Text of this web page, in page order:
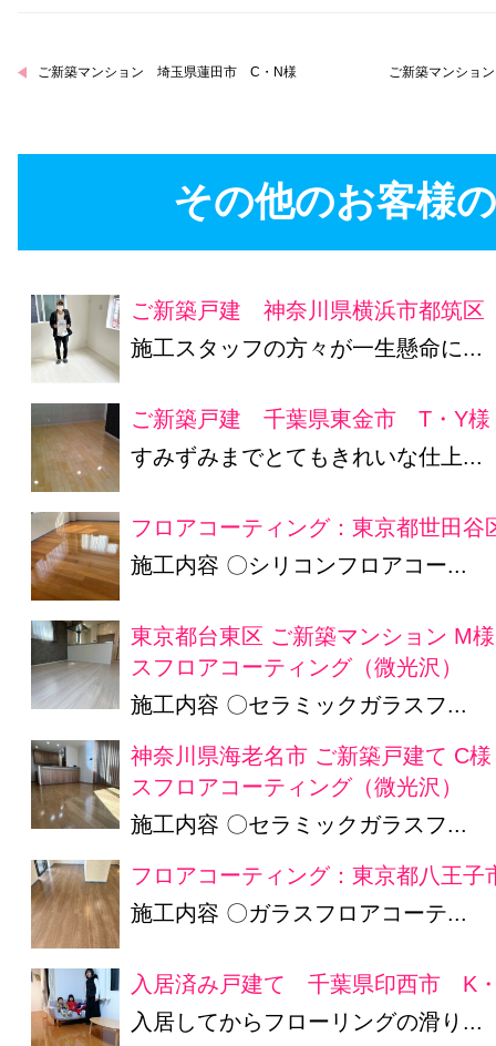
ご新築マンション 埼玉県蓮田市 C・N様 ご新築マンショ
その他のお客様
ご新築戸建 神奈川県横浜市都筑
施工スタッフの方々が一生懸命に...
ご新築戸建 千葉県東金市 T・Y様
すみずみまでとてもきれいな仕上...
フロアコーティング：東京都世田谷
施工内容 〇シリコンフロアコー...
東京都台東区 ご新築マンション M
スフロアコーティング（微光沢）
施工内容 〇セラミックガラスフ...
神奈川県海老名市 ご新築戸建て C
スフロアコーティング（微光沢）
施工内容 〇セラミックガラスフ...
フロアコーティング：東京都八王子
施工内容 〇ガラスフロアコーテ...
入居済み戸建て 千葉県印西市 K
入居してからフローリングの滑り...